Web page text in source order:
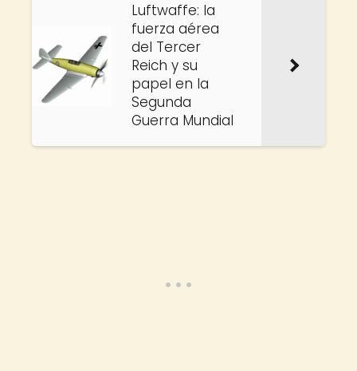
Luftwaffe: la
fuerza aérea
del Tercer
Reich y su
papel en la
Segunda
Guerra Mundial